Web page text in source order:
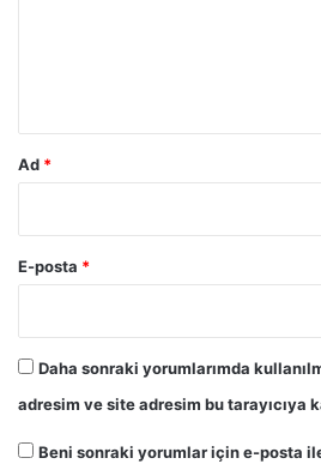
Ad *
E-posta *
Daha sonraki yorumlarımda
adresim ve site adresim bu tarayıcıya
Beni sonraki yorumlar için e-posta